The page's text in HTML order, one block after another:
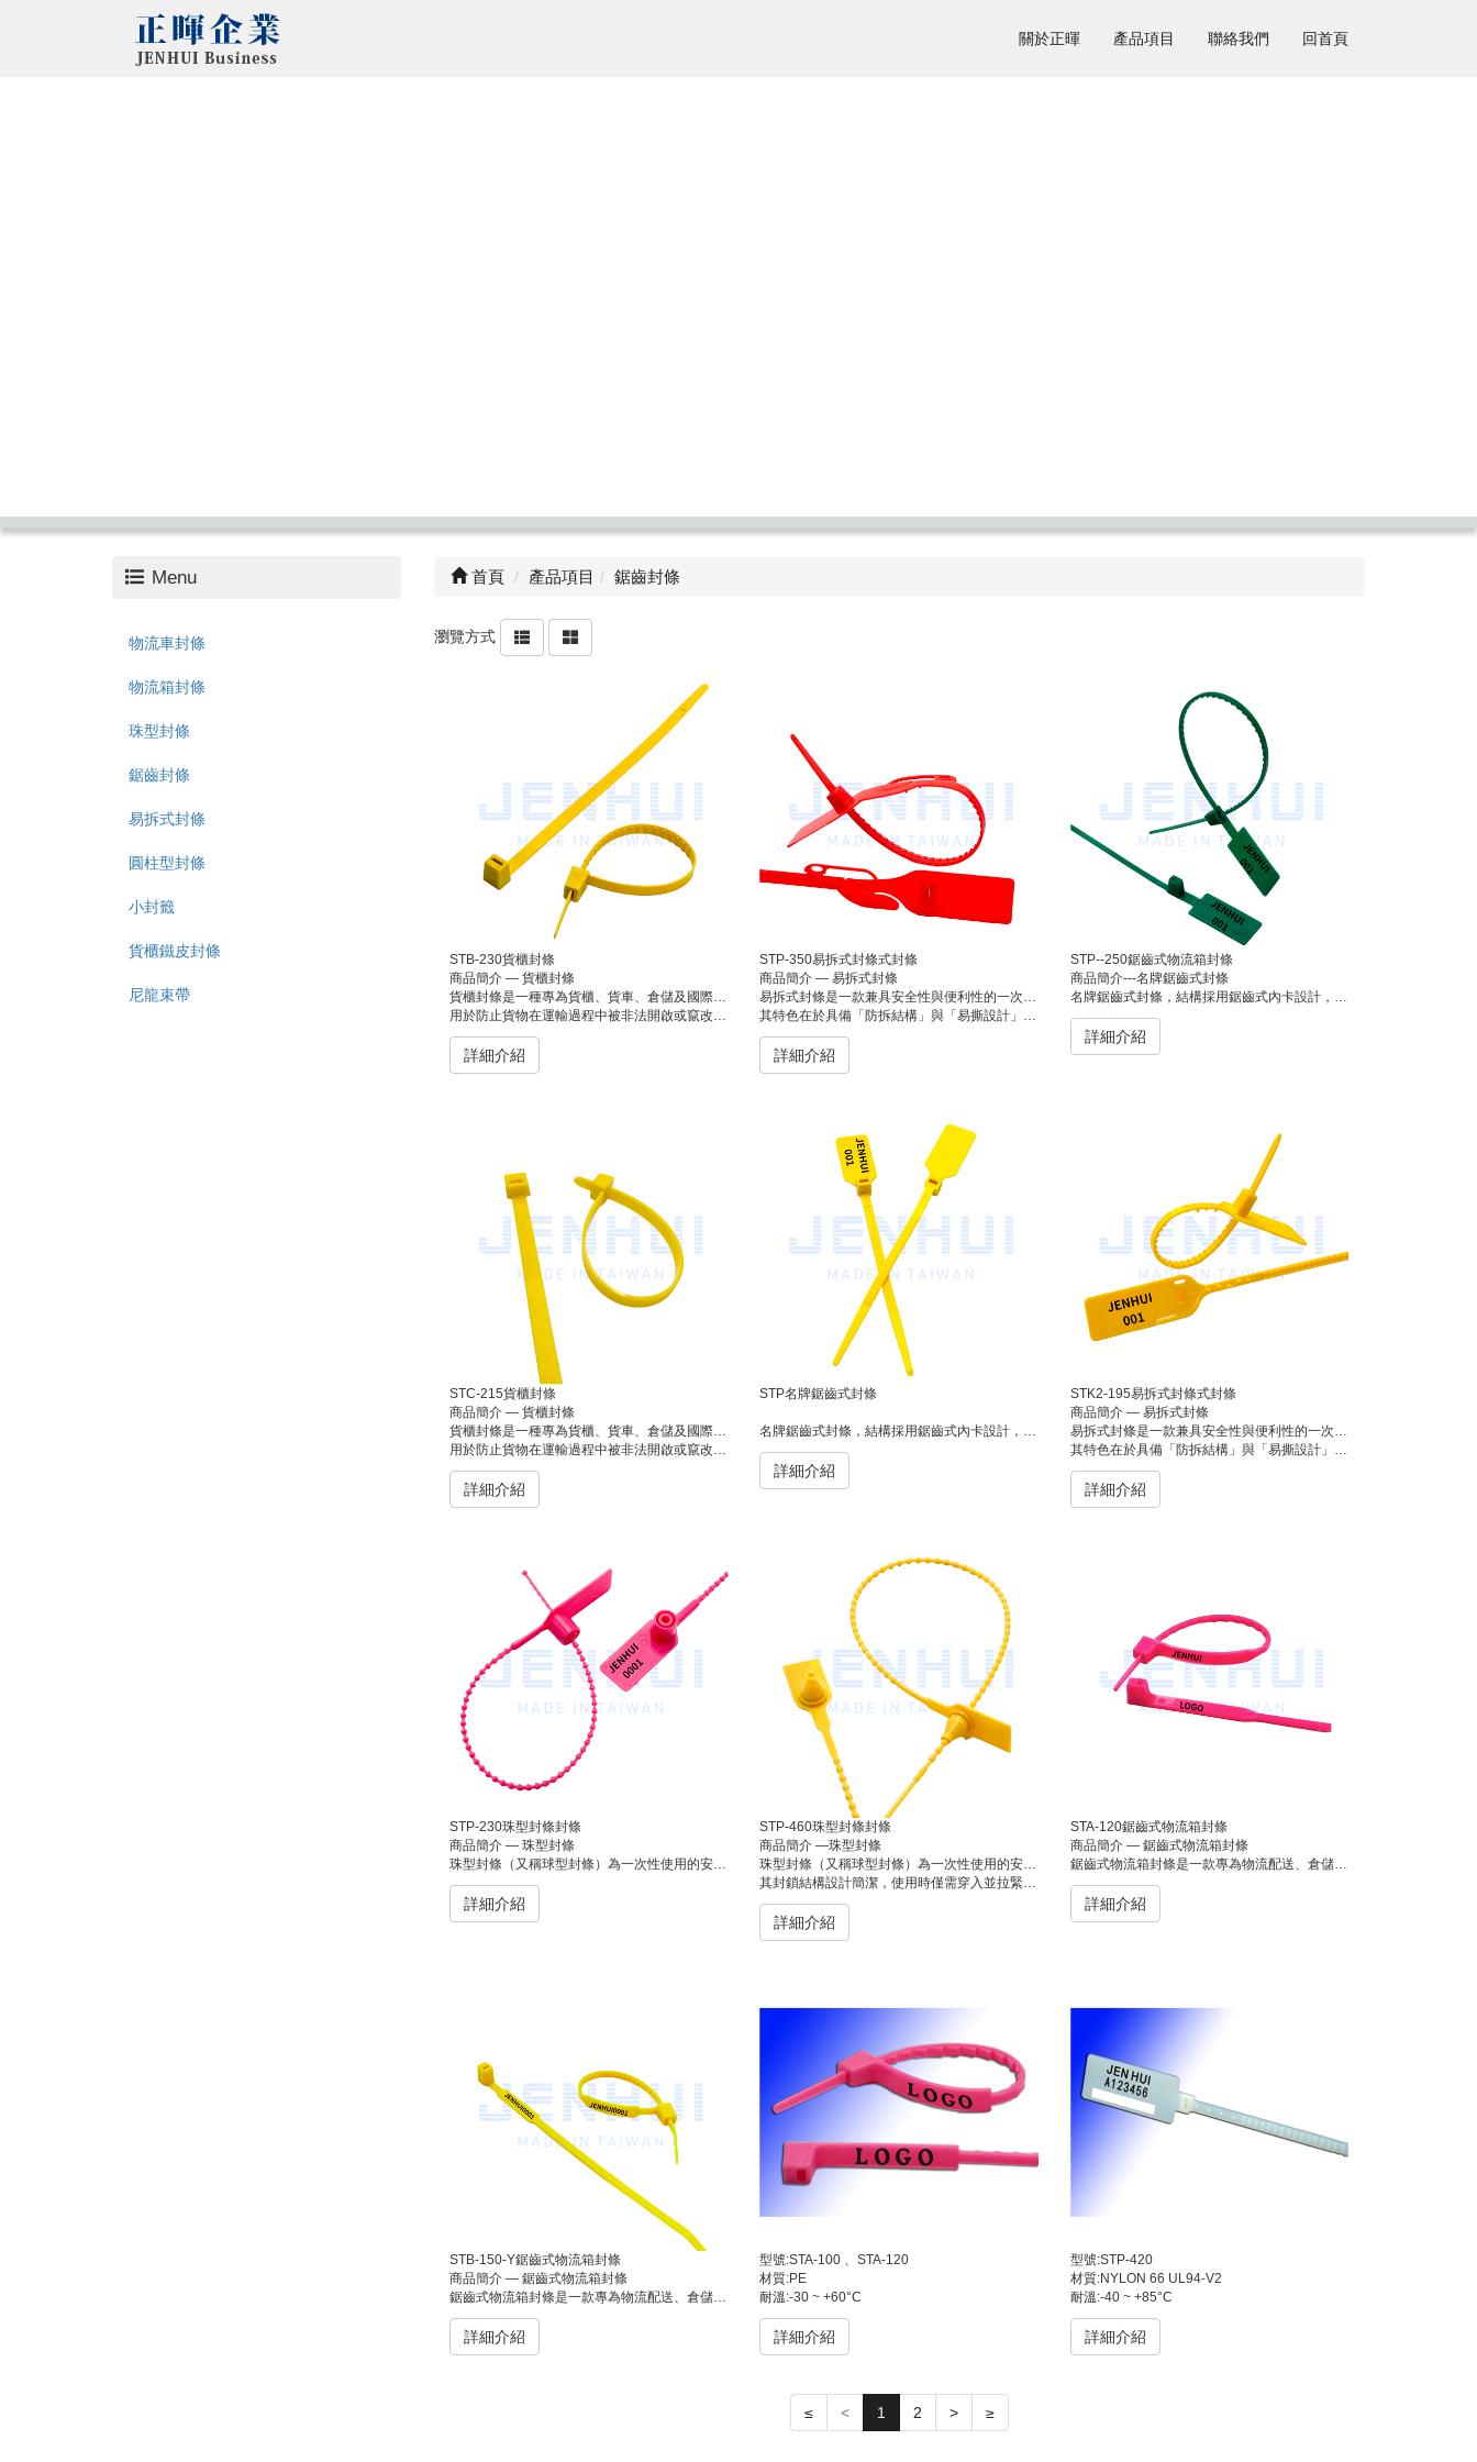
關於正暉 產品項目 聯絡我們 回首頁
Menu
物流車封條
物流箱封條
珠型封條
鋸齒封條
易拆式封條
圓柱型封條
小封籤
貨櫃鐵皮封條
尼龍束帶
首頁 產品項目 鋸齒封條
瀏覽方式
STB-230貨櫃封條
商品簡介 — 貨櫃封條
貨櫃封條是一種專為貨櫃、貨車、倉儲及國際物流設計的高安全一次性封條。
用於防止貨物在運輸過程中被非法開啟或竄改。其結構堅固、辨識性高，可印製流水號或條碼，便於管理與追蹤，是各大航運與物流公司保障貨物安全的標準配備。
詳細介紹
STP-350易拆式封條式封條
商品簡介 — 易拆式封條
易拆式封條是一款兼具安全性與便利性的一次性封條，專為需要臨時固定及快速拆封的應用場景設計。
其特色在於具備「防拆結構」與「易撕設計」，能有效防止未經授權開啟，同時不需任何工具即可徒手拆除。適用於物流包裝、倉儲管理、行李封鎖、文件袋及電商出貨等用途。
詳細介紹
STP--250鋸齒式物流箱封條
商品簡介---名牌鋸齒式封條
名牌鋸齒式封條，結構採用鋸齒式內卡設計，能有效防止封條被回收或重複使用。常用於物流箱、貨櫃、郵政、倉儲管理及各式運輸包裝，具備良好的識別性與防竄改性。可於封條上印製公司名稱、流水號、條碼或標誌，以便追蹤與辨識。
詳細介紹
STC-215貨櫃封條
商品簡介 — 貨櫃封條
貨櫃封條是一種專為貨櫃、貨車、倉儲及國際物流設計的高安全一次性封條。
用於防止貨物在運輸過程中被非法開啟或竄改。其結構堅固、辨識性高，可印製流水號或條碼，便於管理與追蹤，是各大航運與物流公司保障貨物安全的標準配備。
詳細介紹
STP名牌鋸齒式封條
名牌鋸齒式封條，結構採用鋸齒式內卡設計，能有效防止封條被回收或重複使用。常用於物流箱、貨櫃、郵政、倉儲管理及各式運輸包裝，具備良好的識別性與防竄改性。可於封條上印製公司名稱、流水號、條碼或標誌，以便追蹤與辨識。
詳細介紹
STK2-195易拆式封條式封條
商品簡介 — 易拆式封條
易拆式封條是一款兼具安全性與便利性的一次性封條，專為需要臨時固定及快速拆封的應用場景設計。
其特色在於具備「防拆結構」與「易撕設計」，能有效防止未經授權開啟，同時不需任何工具即可徒手拆除。適用於物流包裝、倉儲管理、行李封鎖、文件袋及電商出貨等用途。
詳細介紹
STP-230珠型封條封條
商品簡介 — 珠型封條
珠型封條（又稱球型封條）為一次性使用的安全封條，常見於物流運輸、倉儲管理、貨櫃封裝及郵件封緘等用途。其封鎖結構設計簡潔，使用時僅需穿入並拉緊，即可有效防止未經授權的開啟，達到防竄改、防盜封緘的目的。
詳細介紹
STP-460珠型封條封條
商品簡介 —珠型封條
珠型封條（又稱球型封條）為一次性使用的安全封條，常見於物流運輸、倉儲管理、貨櫃封裝及郵件封緘等用途。
其封鎖結構設計簡潔，使用時僅需穿入並拉緊，即可有效防止未經授權的開啟，達到防竄改、防盜封緘的目的。
詳細介紹
STA-120鋸齒式物流箱封條
商品簡介 — 鋸齒式物流箱封條
鋸齒式物流箱封條是一款專為物流配送、倉儲管理與運輸包裝所設計的高安全一次性封條。封條本體具備鋸齒狀止滑結構，能牢固咬合封口、不易鬆脫，同時兼顧美觀與操作便利。此款封條廣泛應用於超商物流箱、電商出貨箱及倉儲貨箱，能有效防止貨物在運輸途中被竄改或偷換，確保封箱完整性與安全性。
詳細介紹
STB-150-Y鋸齒式物流箱封條
商品簡介 — 鋸齒式物流箱封條
鋸齒式物流箱封條是一款專為物流配送、倉儲管理與運輸包裝所設計的高安全一次性封條。封條本體具備鋸齒狀止滑結構，能牢固咬合封口、不易鬆脫，同時兼顧美觀與操作便利。此款封條廣泛應用於超商物流箱、電商出貨箱及倉儲貨箱，能有效防止貨物在運輸途中被竄改或偷換，確保封箱完整性與安全性。
詳細介紹
型號:STA-100 、STA-120
材質:PE
耐溫:-30 ~ +60°C
詳細介紹
型號:STP-420
材質:NYLON 66 UL94-V2
耐溫:-40 ~ +85°C
詳細介紹
≤ < 1 2 > ≥